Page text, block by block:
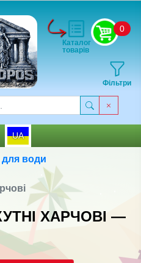
0
Фільтри
Каталог
товарів
UA
для води
ХАРЧОВI —